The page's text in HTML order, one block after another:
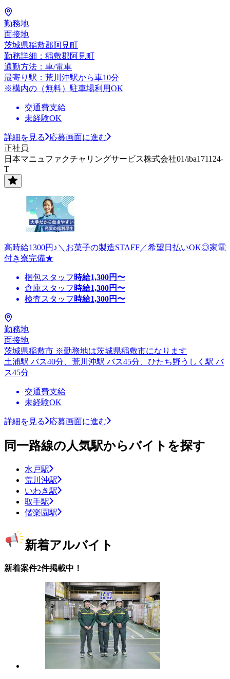
勤務地
面接地
茨城県稲敷郡阿見町
勤務詳細：稲敷郡阿見町
通勤方法：車/電車
最寄り駅：荒川沖駅から車10分
※構内の（無料）駐車場利用OK
交通費支給
未経験OK
詳細を見る
応募画面に進む
正社員
日本マニュファクチャリングサービス株式会社01/iba171124-
T
高時給1300円♪＼お菓子の製造STAFF／希望日払いOK◎家電
付き寮完備★
梱包スタッフ 時給1,300円〜
倉庫スタッフ 時給1,300円〜
検査スタッフ 時給1,300円〜
勤務地
面接地
茨城県稲敷市 ※勤務地は茨城県稲敷市になります
土浦駅 バス40分、荒川沖駅 バス45分、ひたち野うしく駅 バ
ス45分
交通費支給
未経験OK
詳細を見る 応募画面に進む
同一路線の人気駅からバイトを探す
水戸駅
荒川沖駅
いわき駅
取手駅
偕楽園駅
新着アルバイト
新着案件2件掲載中！